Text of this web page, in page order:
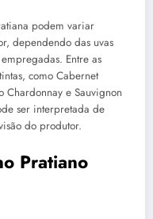
podem variar
dependendo das uvas
Entre as
como Cabernet
Chardonnay e Sauvignon
ser interpretada de
do produtor.
Pratiano